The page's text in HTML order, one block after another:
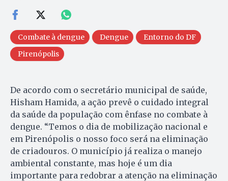
Combate à dengue Dengue
Entorno do DF
Pirenópolis
De acordo com o secretário municipal de saúde,
Hisham Hamida, a ação prevê o cuidado integral
da saúde da população com ênfase no combate à
dengue. “Temos o dia de mobilização nacional e
em Pirenópolis o nosso foco será na eliminação
de criadouros. O município já realiza o manejo
ambiental constante, mas hoje é um dia
importante para redobrar a atenção na eliminação